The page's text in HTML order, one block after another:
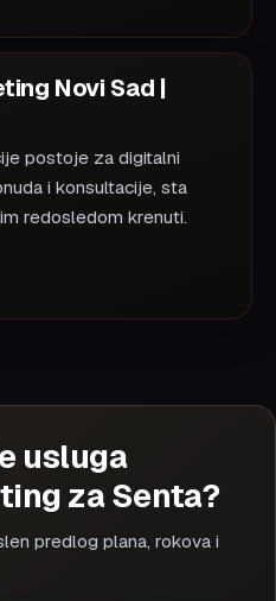
Novi Sad |
postoje za digitalni
i konsultacije, sta
redosledom krenuti.
usluga
za Senta?
predlog plana, rokova i